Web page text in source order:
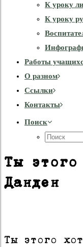
К уроку
К уроку
Работы
О разном
Cсылки
Контакты
Поиск
Ты
Данден
Ты этого